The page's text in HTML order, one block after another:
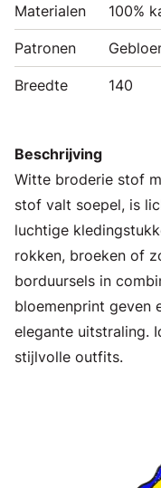
Materialen 100%
Patronen
Breedte 140
Beschrijving
Witte broderie stof
stof valt soepel, is
luchtige
rokken, broeken of
borduursels in
bloemenprint geven
elegante uitstraling.
stijlvolle outfits.